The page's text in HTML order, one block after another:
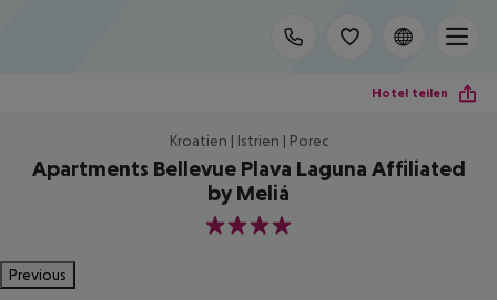
Hotel teilen
Kroatien | Istrien | Porec
Apartments Bellevue Plava Laguna Affiliated
by Meliá
4
Previous